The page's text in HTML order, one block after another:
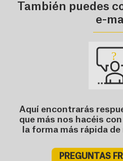
También puedes
e-
Aquí encontrarás
que más nos hacéis
la forma más rápida
PREGUNTAS